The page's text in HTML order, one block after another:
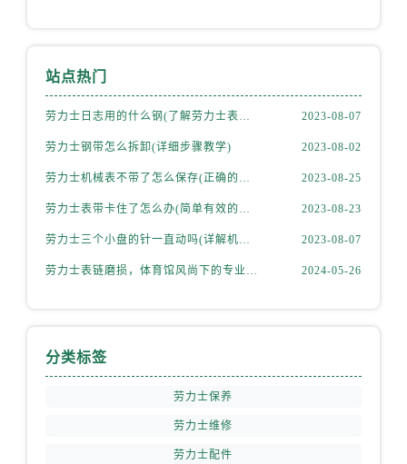
站点热门
劳力士日志用的什么钢(了解劳力士表款材质选择) 2023-08-07
劳力士钢带怎么拆卸(详细步骤教学) 2023-08-02
劳力士机械表不带了怎么保存(正确的方法和注意事项) 2023-08-25
劳力士表带卡住了怎么办(简单有效的解决方法) 2023-08-23
劳力士三个小盘的针一直动吗(详解机械表小盘指针运行规律) 2023-08-07
劳力士表链磨损，体育馆风尚下的专业修复之道 2024-05-26
分类标签
劳力士保养
劳力士维修
劳力士配件